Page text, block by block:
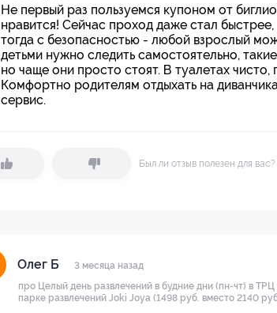
Не первый раз пользуемся купоном от
нравится! Сейчас проход даже стал быстрее,
тогда с безопасностью - любой взрослый
детьми нужно следить самостоятельно,
но чаще они просто стоят. В туалетах
Комфортно родителям отдыхать на
сервис.
Был ли отзыв полезен для вас?
Олег Б 3 месяца назад
про Целый день развлечений в будние дни (пн-чт) в
парке развлечений Joki Joya (1498 руб. вместо 2140